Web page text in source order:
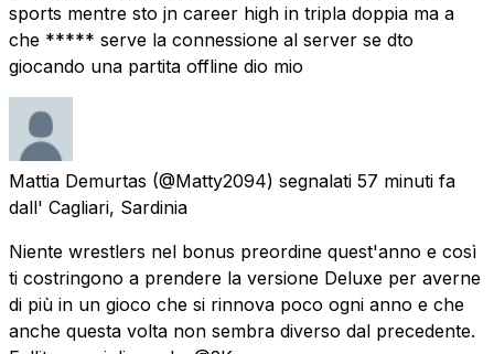
sports mentre sto jn career high in tripla doppia ma a
che ***** serve la connessione al server se dto
giocando una partita offline dio mio
Mattia Demurtas (@Matty2094) segnalati 57 minuti fa
dall' Cagliari, Sardinia
Niente wrestlers nel bonus preordine quest'anno e così
ti costringono a prendere la versione Deluxe per averne
di più in un gioco che si rinnova poco ogni anno e che
anche questa volta non sembra diverso dal precedente.